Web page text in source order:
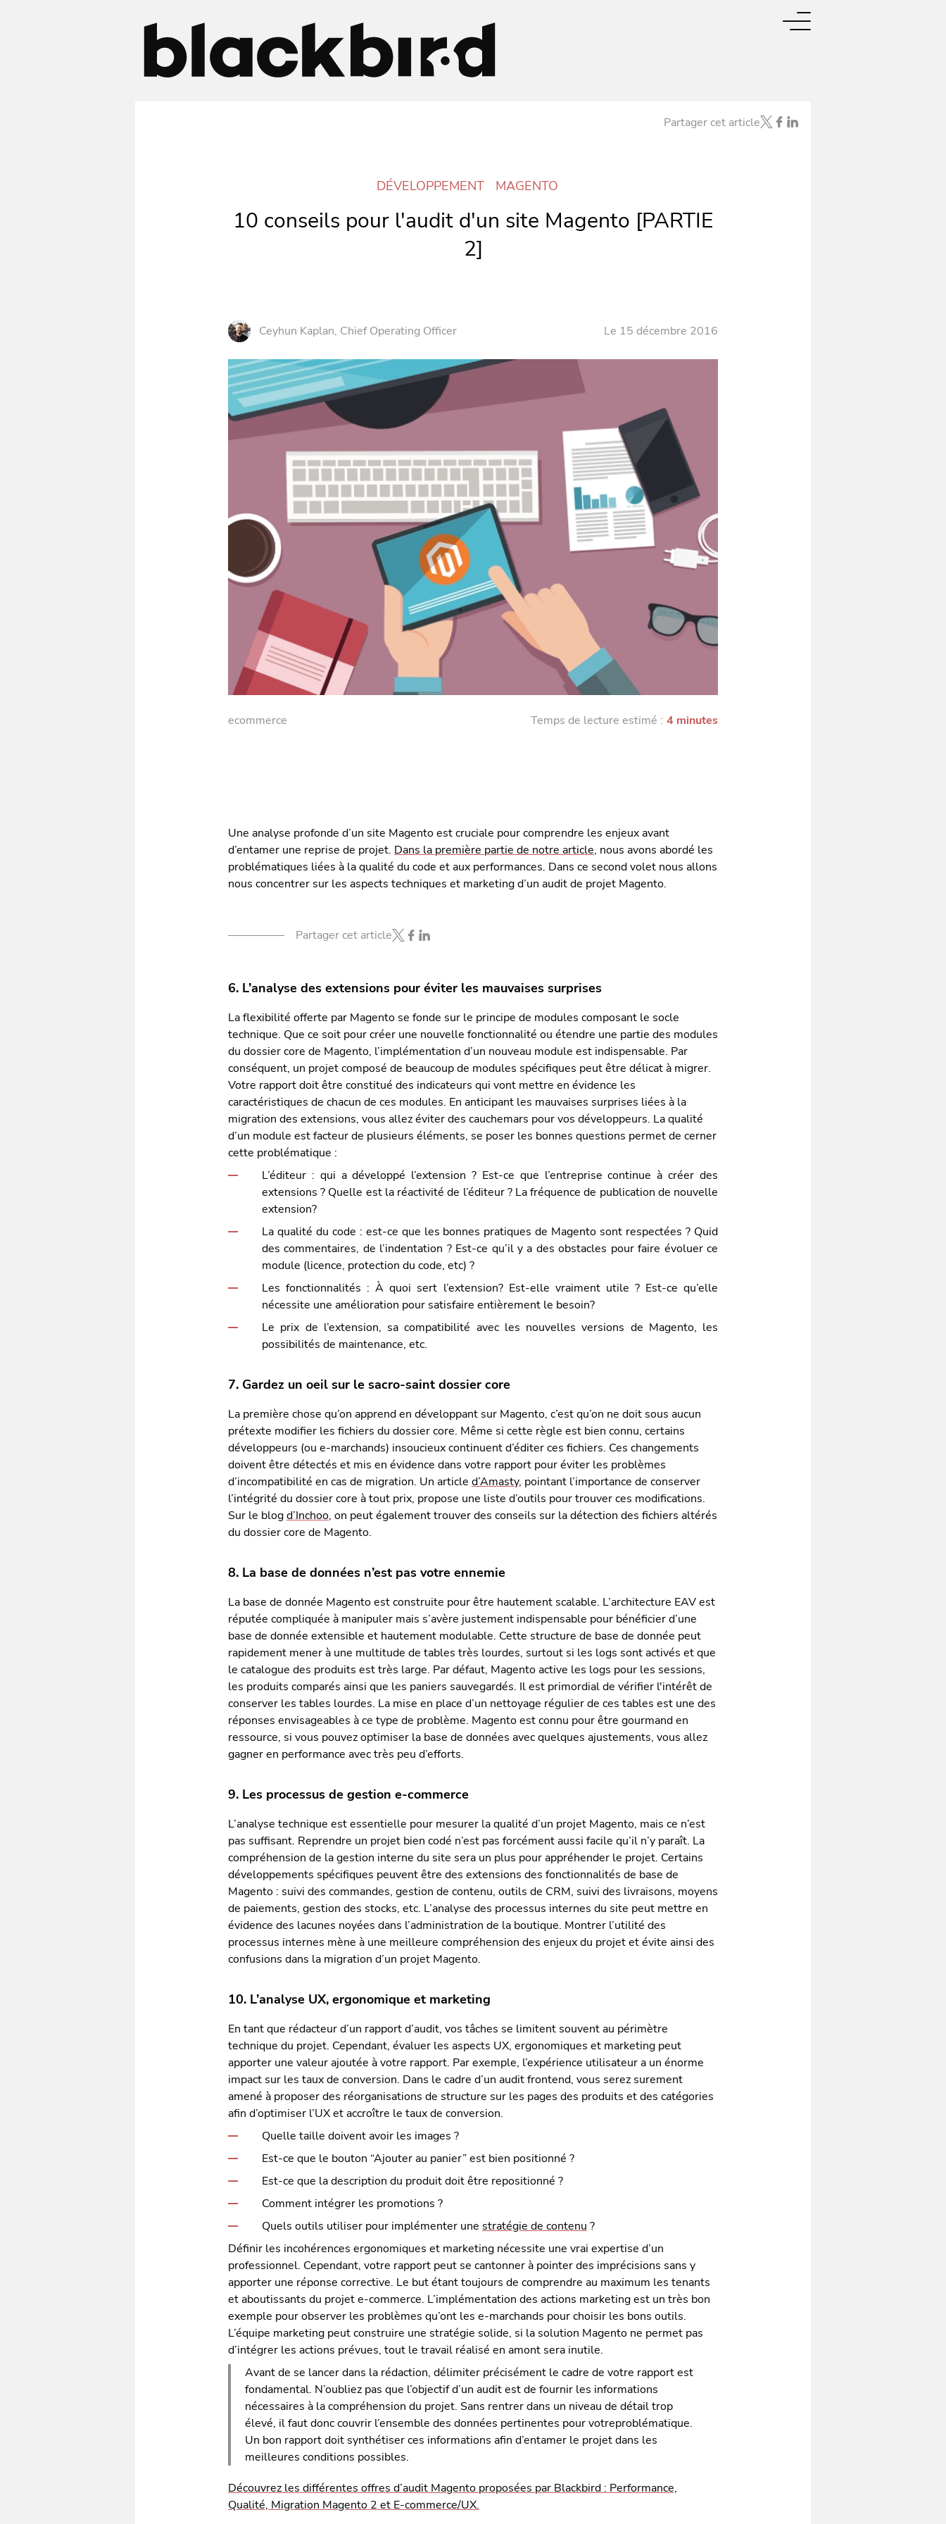
Partager cet article
DÉVELOPPEMENT MAGENTO
10 conseils pour l'audit d'un site Magento [PARTIE
2]
Ceyhun Kaplan, Chief Operating Officer Le 15 décembre 2016
ecommerce Temps de lecture estimé : 4 minutes
Une analyse profonde d’un site Magento est cruciale pour comprendre les enjeux avant
d’entamer une reprise de projet. Dans la première partie de notre article, nous avons abordé les
problématiques liées à la qualité du code et aux performances. Dans ce second volet nous allons
nous concentrer sur les aspects techniques et marketing d’un audit de projet Magento.
Partager cet article
6. L’analyse des extensions pour éviter les mauvaises surprises
La flexibilité offerte par Magento se fonde sur le principe de modules composant le socle
technique. Que ce soit pour créer une nouvelle fonctionnalité ou étendre une partie des modules
du dossier core de Magento, l’implémentation d’un nouveau module est indispensable. Par
conséquent, un projet composé de beaucoup de modules spécifiques peut être délicat à migrer.
Votre rapport doit être constitué des indicateurs qui vont mettre en évidence les
caractéristiques de chacun de ces modules. En anticipant les mauvaises surprises liées à la
migration des extensions, vous allez éviter des cauchemars pour vos développeurs. La qualité
d’un module est facteur de plusieurs éléments, se poser les bonnes questions permet de cerner
cette problématique :
L’éditeur : qui a développé l’extension ? Est-ce que l’entreprise continue à créer des
extensions ? Quelle est la réactivité de l’éditeur ? La fréquence de publication de nouvelle
extension?
La qualité du code : est-ce que les bonnes pratiques de Magento sont respectées ? Quid
des commentaires, de l’indentation ? Est-ce qu’il y a des obstacles pour faire évoluer ce
module (licence, protection du code, etc) ?
Les fonctionnalités : À quoi sert l’extension? Est-elle vraiment utile ? Est-ce qu’elle
nécessite une amélioration pour satisfaire entièrement le besoin?
Le prix de l’extension, sa compatibilité avec les nouvelles versions de Magento, les
possibilités de maintenance, etc.
7. Gardez un oeil sur le sacro-saint dossier core
La première chose qu’on apprend en développant sur Magento, c’est qu’on ne doit sous aucun
prétexte modifier les fichiers du dossier core. Même si cette règle est bien connu, certains
développeurs (ou e-marchands) insoucieux continuent d’éditer ces fichiers. Ces changements
doivent être détectés et mis en évidence dans votre rapport pour éviter les problèmes
d’incompatibilité en cas de migration. Un article d’Amasty, pointant l’importance de conserver
l’intégrité du dossier core à tout prix, propose une liste d’outils pour trouver ces modifications.
Sur le blogd’Inchoo, on peut également trouver des conseils sur la détection des fichiers altérés
du dossier core de Magento.
8. La base de données n’est pas votre ennemie
La base de donnée Magento est construite pour être hautement scalable. L’architecture EAV est
réputée compliquée à manipuler mais s’avère justement indispensable pour bénéficier d’une
base de donnée extensible et hautement modulable. Cette structure de base de donnée peut
rapidement mener à une multitude de tables très lourdes, surtout si les logs sont activés et que
le catalogue des produits est très large. Par défaut, Magento active les logs pour les sessions,
les produits comparés ainsi que les paniers sauvegardés. Il est primordial de vérifier l'intérêt de
conserver les tables lourdes. La mise en place d’un nettoyage régulier de ces tables est une des
réponses envisageables à ce type de problème. Magento est connu pour être gourmand en
ressource, si vous pouvez optimiser la base de données avec quelques ajustements, vous allez
gagner en performance avec très peu d’efforts.
9. Les processus de gestion e-commerce
L’analyse technique est essentielle pour mesurer la qualité d’un projet Magento, mais ce n’est
pas suffisant. Reprendre un projet bien codé n’est pas forcément aussi facile qu’il n’y paraît. La
compréhension de la gestion interne du site sera un plus pour appréhender le projet. Certains
développements spécifiques peuvent être des extensions des fonctionnalités de base de
Magento : suivi des commandes, gestion de contenu, outils de CRM, suivi des livraisons, moyens
de paiements, gestion des stocks, etc. L’analyse des processus internes du site peut mettre en
évidence des lacunes noyées dans l’administration de la boutique. Montrer l’utilité des
processus internes mène à une meilleure compréhension des enjeux du projet et évite ainsi des
confusions dans la migration d’un projet Magento.
10. L’analyse UX, ergonomique et marketing
En tant que rédacteur d’un rapport d’audit, vos tâches se limitent souvent au périmètre
technique du projet. Cependant, évaluer les aspects UX, ergonomiques et marketing peut
apporter une valeur ajoutée à votre rapport. Par exemple, l’expérience utilisateur a un énorme
impact sur les taux de conversion. Dans le cadre d’un audit frontend, vous serez surement
amené à proposer des réorganisations de structure sur les pages des produits et des catégories
afin d’optimiser l’UX et accroître le taux de conversion.
Quelle taille doivent avoir les images ?
Est-ce que le bouton “Ajouter au panier” est bien positionné ?
Est-ce que la description du produit doit être repositionné ?
Comment intégrer les promotions ?
Quels outils utiliser pour implémenter une stratégie de contenu ?
Définir les incohérences ergonomiques et marketing nécessite une vrai expertise d’un
professionnel. Cependant, votre rapport peut se cantonner à pointer des imprécisions sans y
apporter une réponse corrective. Le but étant toujours de comprendre au maximum les tenants
et aboutissants du projet e-commerce. L’implémentation des actions marketing est un très bon
exemple pour observer les problèmes qu’ont les e-marchands pour choisir les bons outils.
L’équipe marketing peut construire une stratégie solide, si la solution Magento ne permet pas
d’intégrer les actions prévues, tout le travail réalisé en amont sera inutile.
Avant de se lancer dans la rédaction, délimiter précisément le cadre de votre rapport est
fondamental. N’oubliez pas que l’objectif d’un audit est de fournir les informations
nécessaires à la compréhension du projet. Sans rentrer dans un niveau de détail trop
élevé, il faut donc couvrir l’ensemble des données pertinentes pour votreproblématique.
Un bon rapport doit synthétiser ces informations afin d’entamer le projet dans les
meilleures conditions possibles.
Découvrez les différentes offres d’audit Magento proposées par Blackbird : Performance,
Qualité, Migration Magento 2 et E-commerce/UX.